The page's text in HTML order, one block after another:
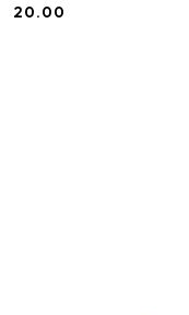
Cena:
20.00